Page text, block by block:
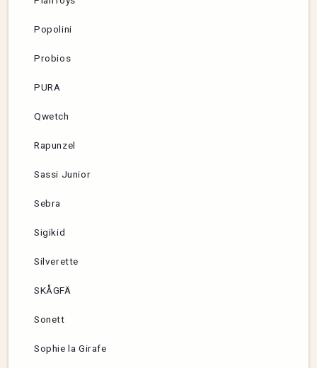
Popolini
Probios
PURA
Qwetch
Rapunzel
Sassi Junior
Sebra
Sigikid
Silverette
SKÅGFÄ
Sonett
Sophie la Girafe